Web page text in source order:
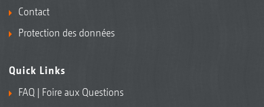
Contact
Protection des données
Quick Links
FAQ | Foire aux Questions